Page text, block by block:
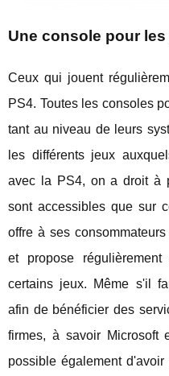
Une console pour
Ceux qui jouent
PS4. Toutes les consoles
tant au niveau de leurs
les différents jeux
avec la PS4, on a droit à
sont accessibles que sur
offre à ses
et propose
certains jeux. Même s'il
afin de bénéficier des
firmes, à savoir
possible également